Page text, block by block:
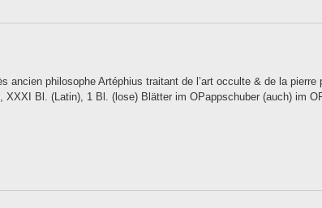
ancien philosophe Artéphius traitant de l’art occulte & de la
XXXI Bl. (Latin), 1 Bl. (lose) Blätter im OPappschuber (auch) im